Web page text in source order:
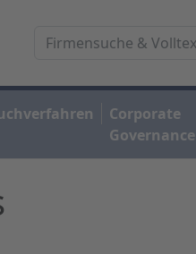
Corporate
Governance